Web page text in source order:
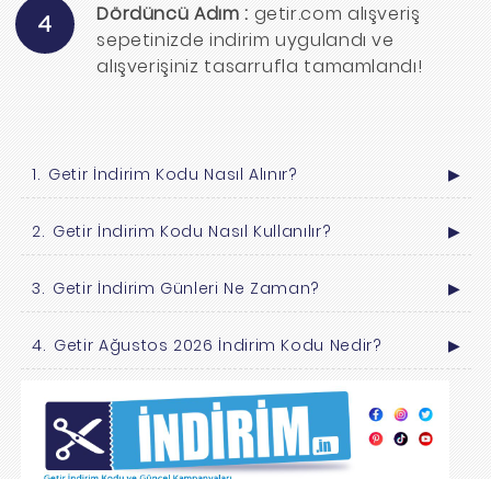
4 Dördüncü Adım : getir.com alışveriş
sepetinizde indirim uygulandı ve
alışverişiniz tasarrufla tamamlandı!
Getir İndirim Kodu Nasıl Alınır? ▶
Getir İndirim Kodu Nasıl Kullanılır? ▶
Getir İndirim Günleri Ne Zaman? ▶
Getir Ağustos 2026 İndirim Kodu Nedir? ▶